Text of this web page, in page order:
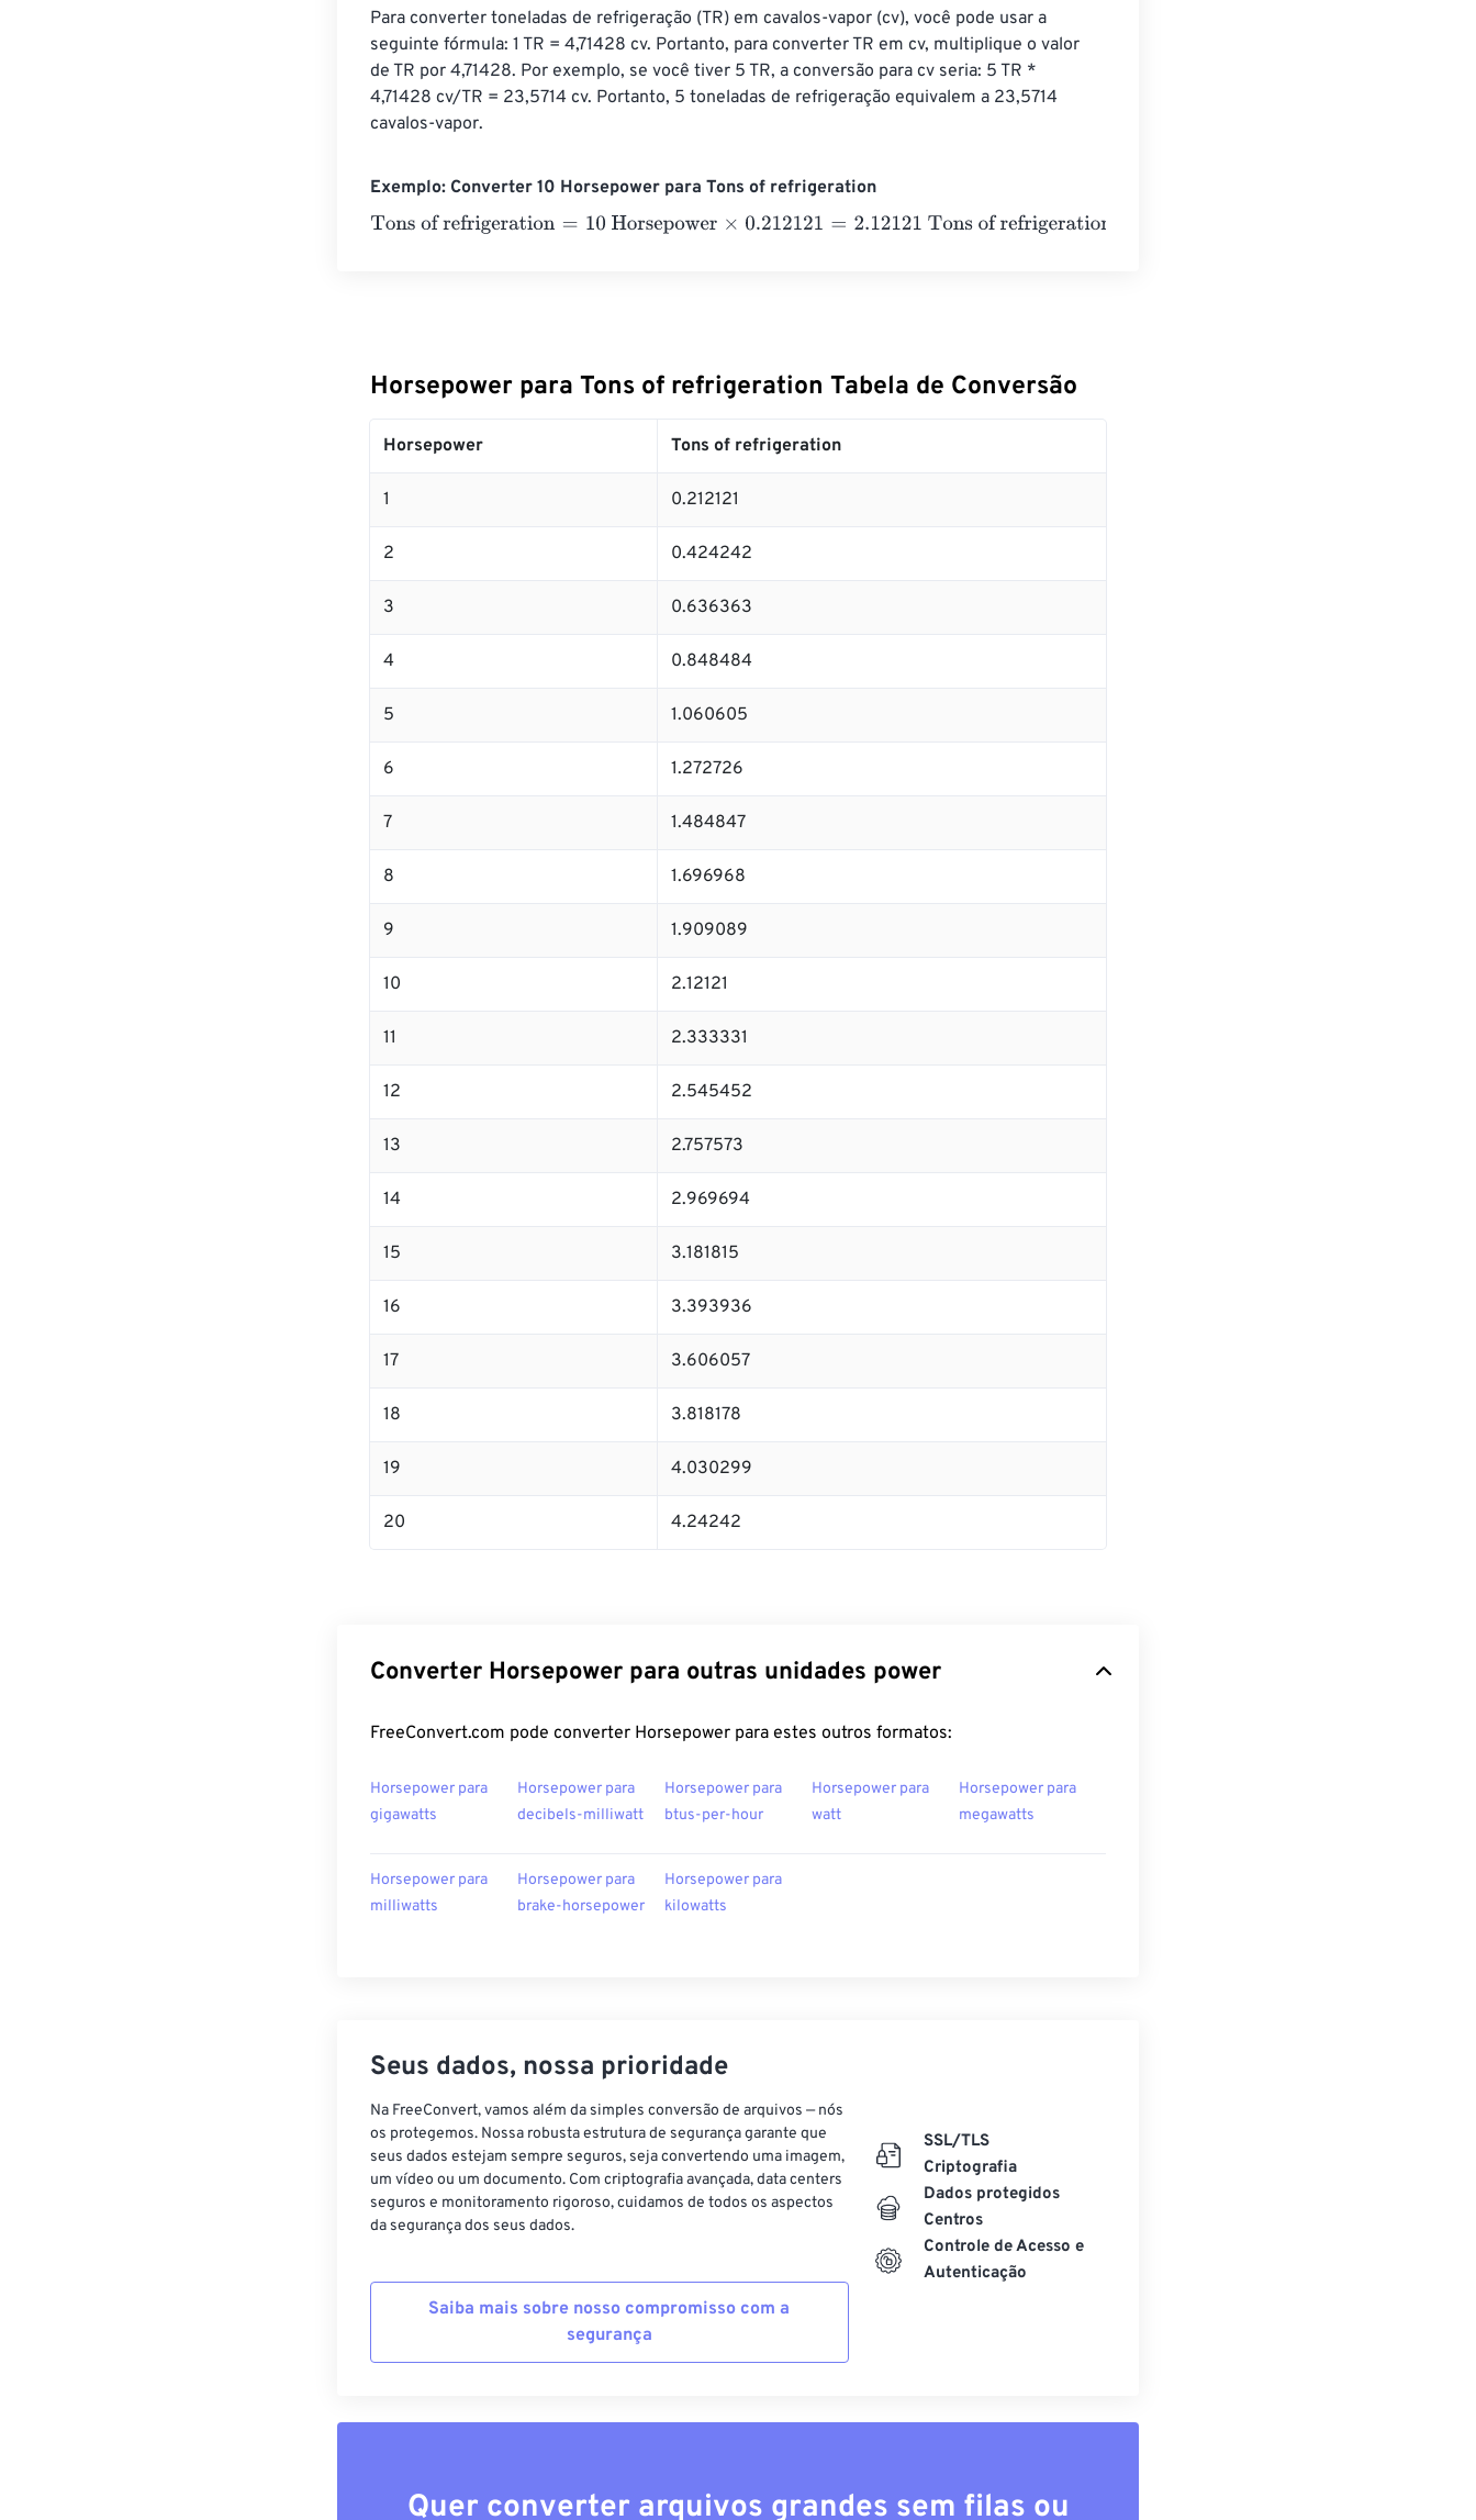
Para converter toneladas de refrigeração (TR) em cavalos-vapor (cv), você pode usar a
seguinte fórmula: 1 TR = 4,71428 cv. Portanto, para converter TR em cv, multiplique o valor
de TR por 4,71428. Por exemplo, se você tiver 5 TR, a conversão para cv seria: 5 TR *
4,71428 cv/TR = 23,5714 cv. Portanto, 5 toneladas de refrigeração equivalem a 23,5714
cavalos-vapor.
Exemplo: Converter 10 Horsepower para Tons of refrigeration
Tons of refrigeration=10 Horsepower×0.212121 =2.12121 Tons of refrigeration
Horsepower para Tons of refrigeration Tabela de Conversão
Horsepower Tons of refrigeration
1 0.212121
2 0.424242
3 0.636363
4 0.848484
5 1.060605
6 1.272726
7 1.484847
8 1.696968
9 1.909089
10 2.12121
11 2.333331
12 2.545452
13 2.757573
14 2.969694
15 3.181815
16 3.393936
17 3.606057
18 3.818178
19 4.030299
20 4.24242
Converter Horsepower para outras unidades power
FreeConvert.com pode converter Horsepower para estes outros formatos:
Horsepower para
gigawatts
Horsepower para
decibels-milliwatt
Horsepower para
btus-per-hour
Horsepower para
watt
Horsepower para
megawatts
Horsepower para
milliwatts
Horsepower para
brake-horsepower
Horsepower para
kilowatts
Seus dados, nossa prioridade
Na FreeConvert, vamos além da simples conversão de arquivos — nós
os protegemos. Nossa robusta estrutura de segurança garante que
seus dados estejam sempre seguros, seja convertendo uma imagem,
um vídeo ou um documento. Com criptografia avançada, data centers
seguros e monitoramento rigoroso, cuidamos de todos os aspectos
da segurança dos seus dados.
Saiba mais sobre nosso compromisso com a
segurança
SSL/TLS
Criptografia
Dados protegidos
Centros
Controle de Acesso e
Autenticação
Quer converter arquivos grandes sem filas ou